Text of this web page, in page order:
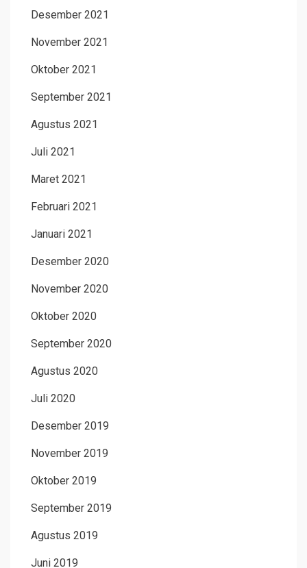
Desember 2021
November 2021
Oktober 2021
September 2021
Agustus 2021
Juli 2021
Maret 2021
Februari 2021
Januari 2021
Desember 2020
November 2020
Oktober 2020
September 2020
Agustus 2020
Juli 2020
Desember 2019
November 2019
Oktober 2019
September 2019
Agustus 2019
Juni 2019